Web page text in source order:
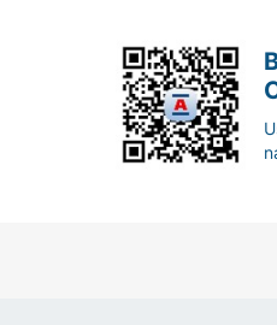
cardíaca. A
ocorre quando o
usado para tratar
dúvida sobre como